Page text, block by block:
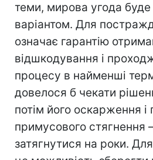
теми, мирова угода
варіантом. Для
означає гарантію
відшкодування і
процесу в найменші
довелося б чекати
потім його оскарження
примусового стягнення
затягнутися на роки. Для